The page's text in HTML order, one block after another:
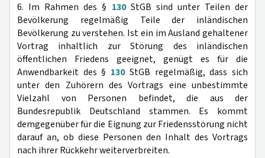
6. Im Rahmen des § 130StGB sind unter Teilen der
Bevölkerung regelmäßig Teile der inländischen
Bevölkerung zu verstehen. Ist ein im Ausland gehaltener
Vortrag inhaltlich zur Störung des inländischen
öffentlichen Friedens geeignet, genügt es für die
Anwendbarkeit des § 130StGB regelmäßig, dass sich
unter den Zuhörern des Vortrags eine unbestimmte
Vielzahl von Personen befindet, die aus der
Bundesrepublik Deutschland stammen. Es kommt
demgegenüber für die Eignung zur Friedensstörung nicht
darauf an, ob diese Personen den Inhalt des Vortrags
nach ihrer Rückkehr weiterverbreiten.